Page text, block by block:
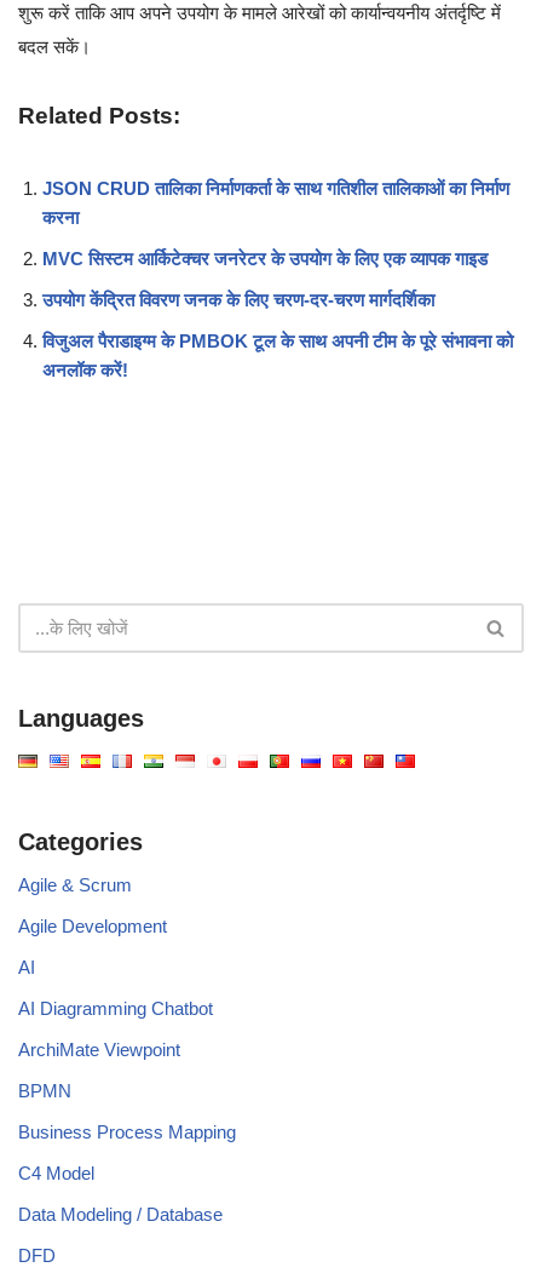
शुरू करें ताकि आप अपने उपयोग के मामले आरेखों को कार्यान्वयनीय अंतर्दृष्टि में
बदल सकें।
Related Posts:
JSON CRUD तालिका निर्माणकर्ता के साथ गतिशील तालिकाओं का निर्माण
करना
MVC सिस्टम आर्किटेक्चर जनरेटर के उपयोग के लिए एक व्यापक गाइड
उपयोग केंद्रित विवरण जनक के लिए चरण-दर-चरण मार्गदर्शिका
विजुअल पैराडाइग्म के PMBOK टूल के साथ अपनी टीम के पूरे संभावना को
अनलॉक करें!
Languages
Categories
Agile & Scrum
Agile Development
AI
AI Diagramming Chatbot
ArchiMate Viewpoint
BPMN
Business Process Mapping
C4 Model
Data Modeling / Database
DFD